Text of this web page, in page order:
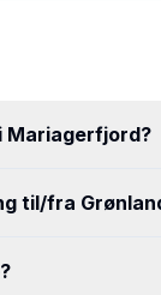
Mariagerfjord?
til/fra